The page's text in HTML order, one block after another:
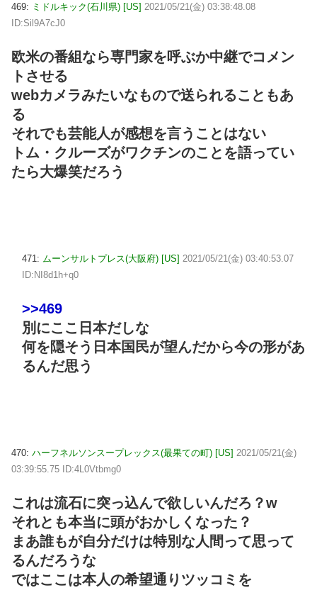
469: ミドルキック(石川県) [US] 2021/05/21(金) 03:38:48.08
ID:Sil9A7cJ0
欧米の番組なら専門家を呼ぶか中継でコメン
トさせる
webカメラみたいなもので送られることもあ
る
それでも芸能人が感想を言うことはない
トム・クルーズがワクチンのことを語ってい
たら大爆笑だろう
471: ムーンサルトプレス(大阪府) [US] 2021/05/21(金) 03:40:53.07
ID:NI8d1h+q0
>>469
別にここ日本だしな
何を隠そう日本国民が望んだから今の形があ
るんだ思う
470: ハーフネルソンスープレックス(最果ての町) [US] 2021/05/21(金)
03:39:55.75 ID:4L0Vtbmg0
これは流石に突っ込んで欲しいんだろ？w
それとも本当に頭がおかしくなった？
まあ誰もが自分だけは特別な人間って思って
るんだろうな
ではここは本人の希望通りツッコミを